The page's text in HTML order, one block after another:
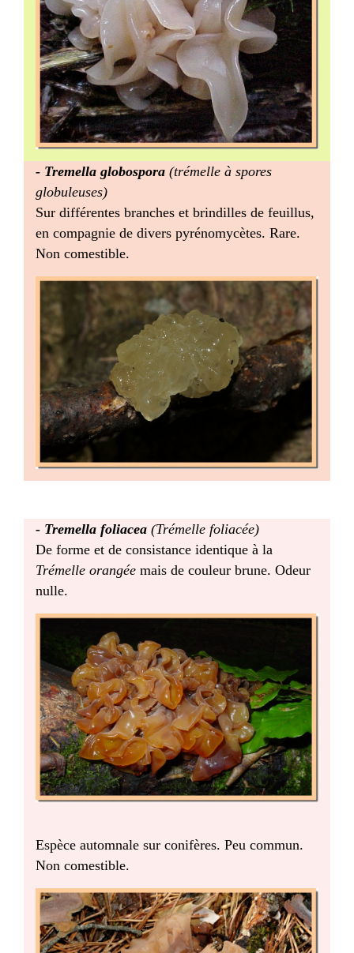
- Tremella globospora (trémelle à spores
globuleuses)
Sur différentes branches et brindilles de feuillus,
en compagnie de divers pyrénomycètes. Rare.
Non comestible.
- Tremella foliacea (Trémelle foliacée)
De forme et de consistance identique à la
Trémelle orangée mais de couleur brune. Odeur
nulle.
Espèce automnale sur conifères. Peu commun.
Non comestible.